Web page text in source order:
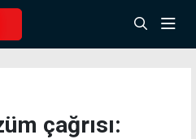
çağrısı: